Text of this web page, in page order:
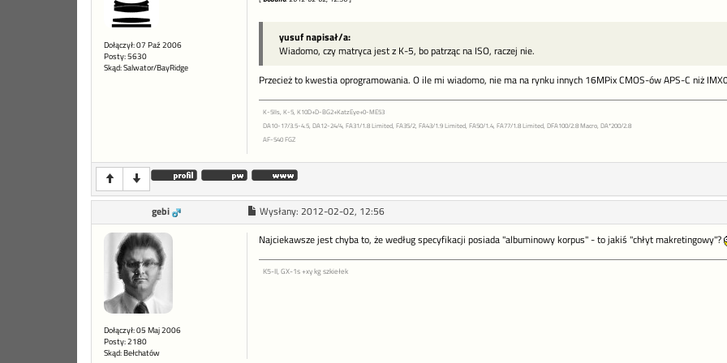
Dołączył: 07 Paź 2006
Posty: 5630
Skąd: Salwator/BayRidge
yusuf napisał/a:
Wiadomo, czy matryca jest z K-5, bo patrząc na ISO, raczej nie.
Przecież to kwestia oprogramowania. O ile mi wiadomo, nie ma na rynku innych 16MPix CMOS-ów APS-C niż
K-5IIs, K-5, K10D+D-BG2+KatzEye+0-ME53
DA10-17/3.5-4.5, DA12-24/4, FA31/1.8 Limited, FA35/2, FA43/1.9 Limited, FA50/1.4, FA77/1.8 Limited, DFA100/2.8 Macro, DA*200/2.8
AF-540 FGZ
gebi Wysłany: 2012-02-02, 12:56
Dołączył: 05 Maj 2006
Posty: 2180
Skąd: Bełchatów
Najciekawsze jest chyba to, że według specyfikacji posiada "albuminowy korpus" - to jakiś "chłyt makretingowy"?
K5-II, GX-1s +xy kg szkiełek